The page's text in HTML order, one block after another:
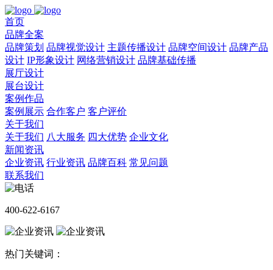
首页
品牌全案
品牌策划 品牌视觉设计 主题传播设计 品牌空间设计 品牌产品
设计 IP形象设计 网络营销设计 品牌基础传播
展厅设计
展台设计
案例作品
案例展示 合作客户 客户评价
关于我们
关于我们 八大服务 四大优势 企业文化
新闻资讯
企业资讯 行业资讯 品牌百科 常见问题
联系我们
400-622-6167
热门关键词：